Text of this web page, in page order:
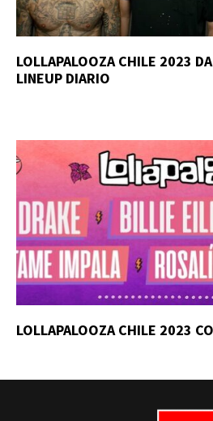
LOLLAPALOOZA CHILE 2023
LINEUP DIARIO
LOLLAPALOOZA CHILE 2023